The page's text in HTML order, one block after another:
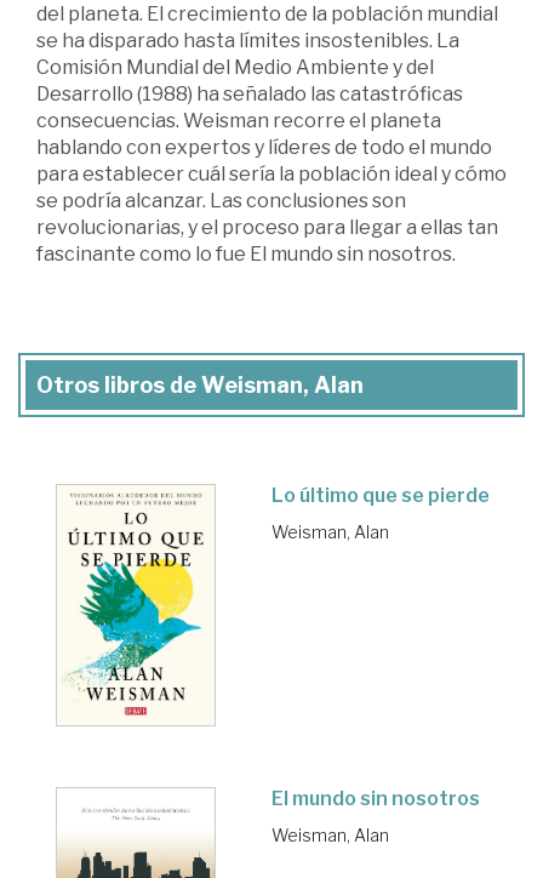
del planeta. El crecimiento de la población mundial
se ha disparado hasta límites insostenibles. La
Comisión Mundial del Medio Ambiente y del
Desarrollo (1988) ha señalado las catastróficas
consecuencias. Weisman recorre el planeta
hablando con expertos y líderes de todo el mundo
para establecer cuál sería la población ideal y cómo
se podría alcanzar. Las conclusiones son
revolucionarias, y el proceso para llegar a ellas tan
fascinante como lo fue El mundo sin nosotros.
Otros libros de Weisman, Alan
Lo último que se pierde
Weisman, Alan
El mundo sin nosotros
Weisman, Alan